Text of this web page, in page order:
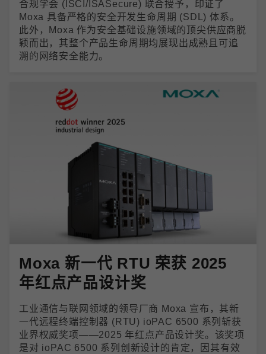
合规学会 (ISCI/ISASecure) 联合授予，印证了
Moxa 具备严格的安全开发生命周期 (SDL) 体系。
此外，Moxa 作为安全基础设施领域的顶尖供应商脱
颖而出，其整个产品生命周期均展现出成熟且可追
溯的网络安全能力。
Moxa 新一代 RTU 荣获 2025
年红点产品设计奖
工业通信与联网领域的领导厂商 Moxa 宣布，其新
一代远程终端控制器 (RTU) ioPAC 6500 系列斩获
业界权威奖项——2025 年红点产品设计奖。该奖项
是对 ioPAC 6500 系列创新设计的肯定，因其有效